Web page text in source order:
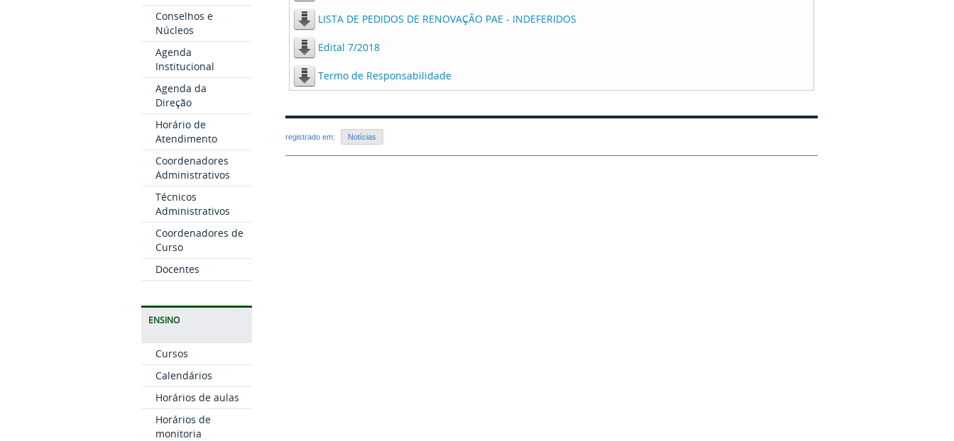
Conselhos e
Núcleos
Agenda
Institucional
Agenda da
Direção
Horário de
Atendimento
Coordenadores
Administrativos
Técnicos
Administrativos
Coordenadores de
Curso
Docentes
ENSINO
Cursos
Calendários
Horários de aulas
Horários de
monitoria
LISTA DE PEDIDOS DE RENOVAÇÃO PAE - INDEFERIDOS
Edital 7/2018
Termo de Responsabilidade
registrado em: Notícias